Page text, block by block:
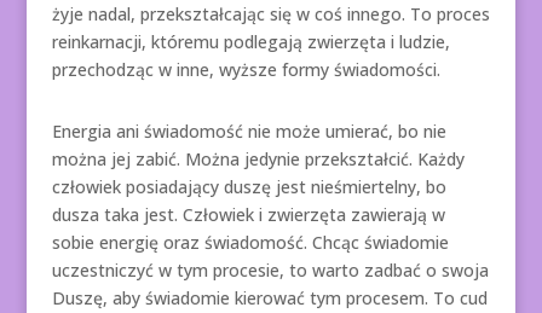
żyje nadal, przekształcając się w coś innego. To proces
reinkarnacji, któremu podlegają zwierzęta i ludzie,
przechodząc w inne, wyższe formy świadomości.
Energia ani świadomość nie może umierać, bo nie
można jej zabić. Można jedynie przekształcić. Każdy
człowiek posiadający duszę jest nieśmiertelny, bo
dusza taka jest. Człowiek i zwierzęta zawierają w
sobie energię oraz świadomość. Chcąc świadomie
uczestniczyć w tym procesie, to warto zadbać o swoja
Duszę, aby świadomie kierować tym procesem. To cud